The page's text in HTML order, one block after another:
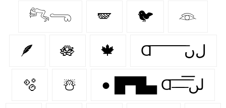
𓀐𓂸 🪽 🐦 𓁻
🪶 🪷 🍁 Ɑ͞ ͞ ͞ ͞ ͞ ͞ ͞ ͞ لﮞ
🫧 ☃️ ● █▀█▄ Ɑ͞ ̶͞ ̶͞ ̶͞ لں͞